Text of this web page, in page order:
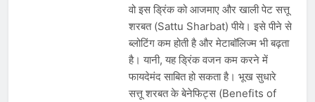
वो इस ड्रिंक को आजमाए और खाली पेट सत्तू
शरबत (Sattu Sharbat) पीये। इसे पीने से
ब्लोटिंग कम होती है और मेटाबॉलिज्म भी बढ़ता
है। यानी, यह ड्रिंक वजन कम करने में
फायदेमंद साबित हो सकता है। भूख सुधारे
सत्तू शरबत के बेनेफिट्स (Benefits of